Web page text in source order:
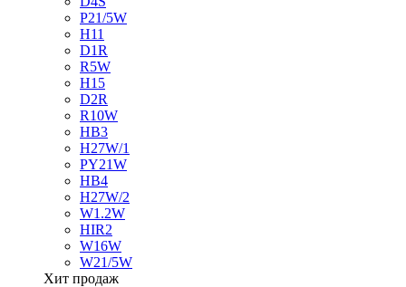
P21/5W
H11
D1R
R5W
H15
D2R
R10W
HB3
H27W/1
PY21W
HB4
H27W/2
W1.2W
HIR2
W16W
W21/5W
Хит продаж